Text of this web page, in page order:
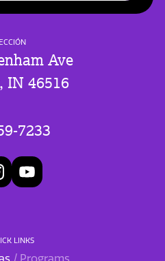
Ave
IN 46516
7233
LINKS
/ Programs